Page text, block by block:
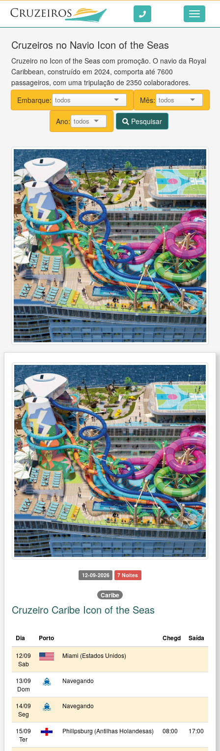
Ir ao conteúdo
Toggle
Cruzeiros no Navio Icon of the Seas
Cruzeiro no Icon of the Seas com promoção. O navio da Royal
Caribbean, construído em 2024, comporta até 7600
passageiros, com uma tripulação de 2350 colaboradores.
Embarque:
Mês:
Ano: Pesquisar
12-09-2026 7 Noites
Caribe
Cruzeiro Caribe Icon of the Seas
Dia Porto Chegd Saída
12/09
Sab
Miami (Estados Unidos)
13/09
Dom
Navegando
14/09
Seg
Navegando
15/09
Ter
Philipsburg (Antilhas Holandesas) 08:00 17:00